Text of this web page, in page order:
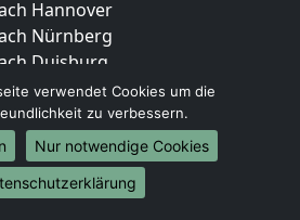
Hannover
Nürnberg
Duisburg
Bochum
Wuppertal
Bielefeld
Bonn
Münster
verwendet Cookies um die
zu verbessern.
Nur notwendige Cookies